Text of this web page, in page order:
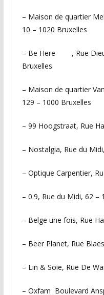
– Maison de quartier
10 – 1020 Bruxelles
– Be Here , Rue
Bruxelles
– Maison de quartier
129 – 1000 Bruxelles
– 99 Hoogstraat, Rue
– Nostalgia, Rue du
– Optique Carpentier,
– 0.9, Rue du Midi, 62 –
– Belge une fois, Rue
– Beer Planet, Rue
– Lin & Soie, Rue De
– Oxfam Boulevard